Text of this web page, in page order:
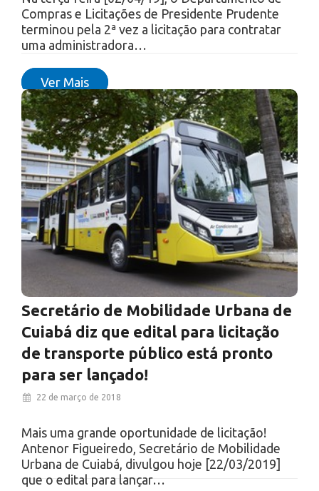
Compras e Licitações de Presidente Prudente
terminou pela 2ª vez a licitação para contratar
uma administradora…
Ver Mais
Secretário de Mobilidade Urbana de
Cuiabá diz que edital para licitação
de transporte público está pronto
para ser lançado!
22 de março de 2018
Mais uma grande oportunidade de licitação!
Antenor Figueiredo, Secretário de Mobilidade
Urbana de Cuiabá, divulgou hoje [22/03/2019]
que o edital para lançar…